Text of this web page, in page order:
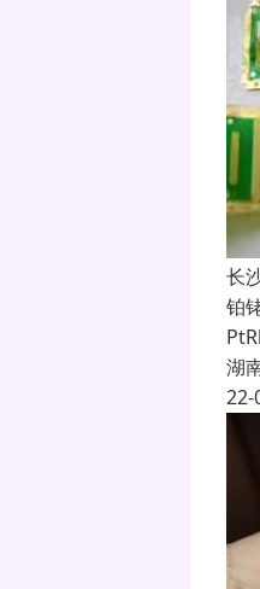
长
铂
湖
22-